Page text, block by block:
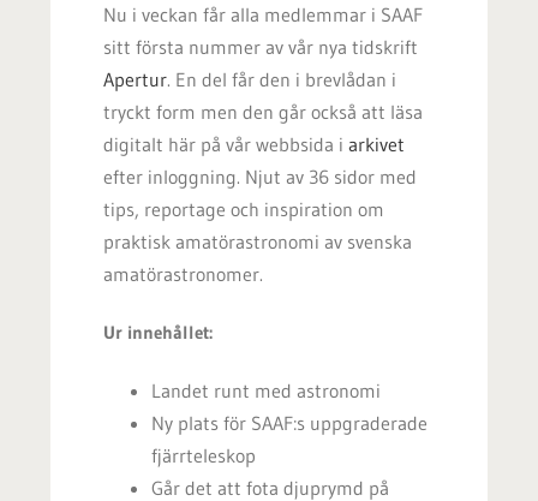
Nu i veckan får alla medlemmar i SAAF
sitt första nummer av vår nya tidskrift
Apertur. En del får den i brevlådan i
tryckt form men den går också att läsa
digitalt här på vår webbsida i arkivet
efter inloggning. Njut av 36 sidor med
tips, reportage och inspiration om
praktisk amatörastronomi av svenska
amatörastronomer.
Ur innehållet:
Landet runt med astronomi
Ny plats för SAAF:s uppgraderade
fjärrteleskop
Går det att fota djuprymd på